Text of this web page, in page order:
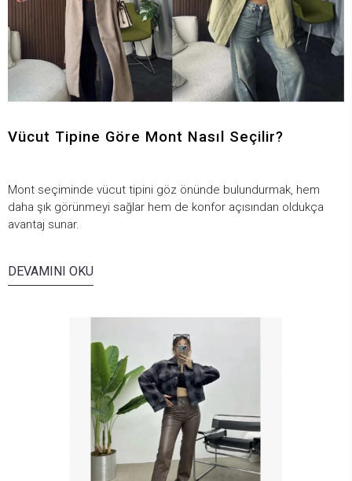
Vücut Tipine Göre Mont Nasıl Seçilir?
Mont seçiminde vücut tipini göz önünde bulundurmak, hem
daha şık görünmeyi sağlar hem de konfor açısından oldukça
avantaj sunar.
DEVAMINI OKU